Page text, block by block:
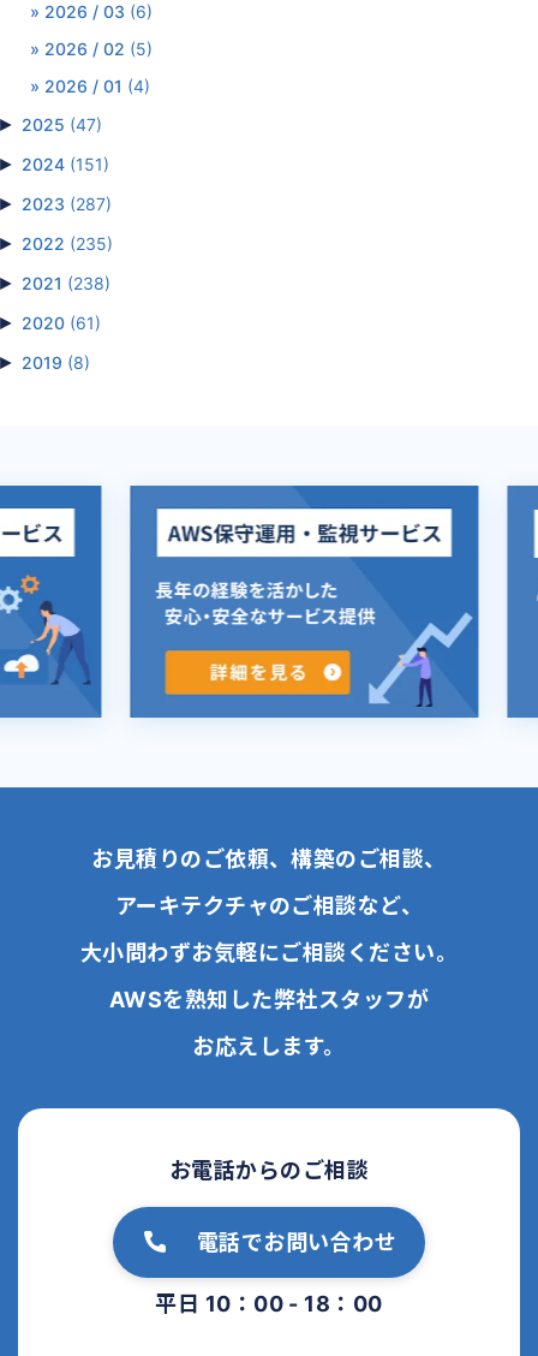
2026 / 03 (6)
2026 / 02 (5)
2026 / 01 (4)
2025 (47)
2024 (151)
2023 (287)
2022 (235)
2021 (238)
2020 (61)
2019 (8)
お見積りのご依頼、構築のご相談、
アーキテクチャのご相談など、
大小問わずお気軽にご相談ください。
AWSを熟知した弊社スタッフが
お応えします。
お電話からのご相談
電話でお問い合わせ
平日 10：00 - 18：00